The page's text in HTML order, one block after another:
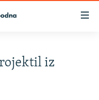
iz